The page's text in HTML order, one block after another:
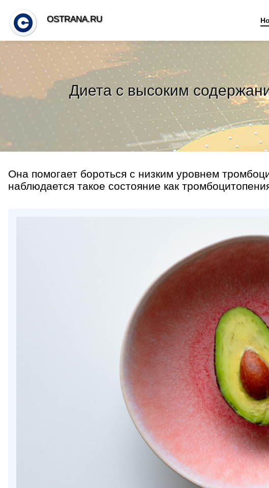
Диета с высоким
Она помогает бороться с низким уровнем
наблюдается такое состояние как
OSTRANA.RU